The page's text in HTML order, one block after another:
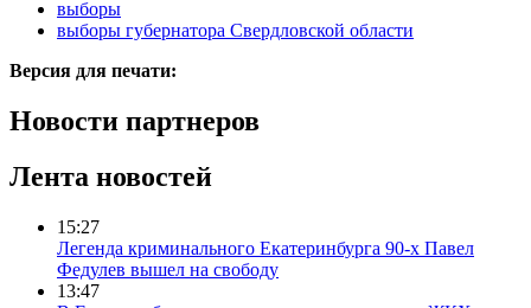
выборы
выборы губернатора Свердловской области
Версия для печати:
Новости партнеров
Лента новостей
15:27
Легенда криминального Екатеринбурга 90-х Павел
Федулев вышел на свободу
13:47